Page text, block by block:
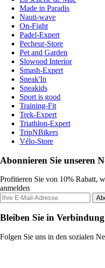
Made in Paradis
Nauti-wave
On-Fight
Padel-Expert
Pecheur-Store
Pet and Garden
Slowood Interior
Smash-Expert
Sneak'In
Sneakids
Sport is good
Training-Fit
Trek-Expert
Triathlon-Expert
TripNBikers
Vélo-Store
Abonnieren Sie unseren
Profitieren Sie von 10% Rabatt,
anmelden
Bleiben Sie in Verbindung
Folgen Sie uns in den sozialen